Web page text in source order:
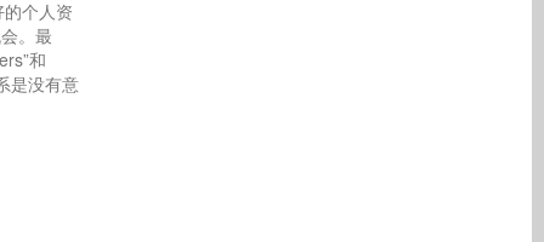
个人资
。最
和
是没有意